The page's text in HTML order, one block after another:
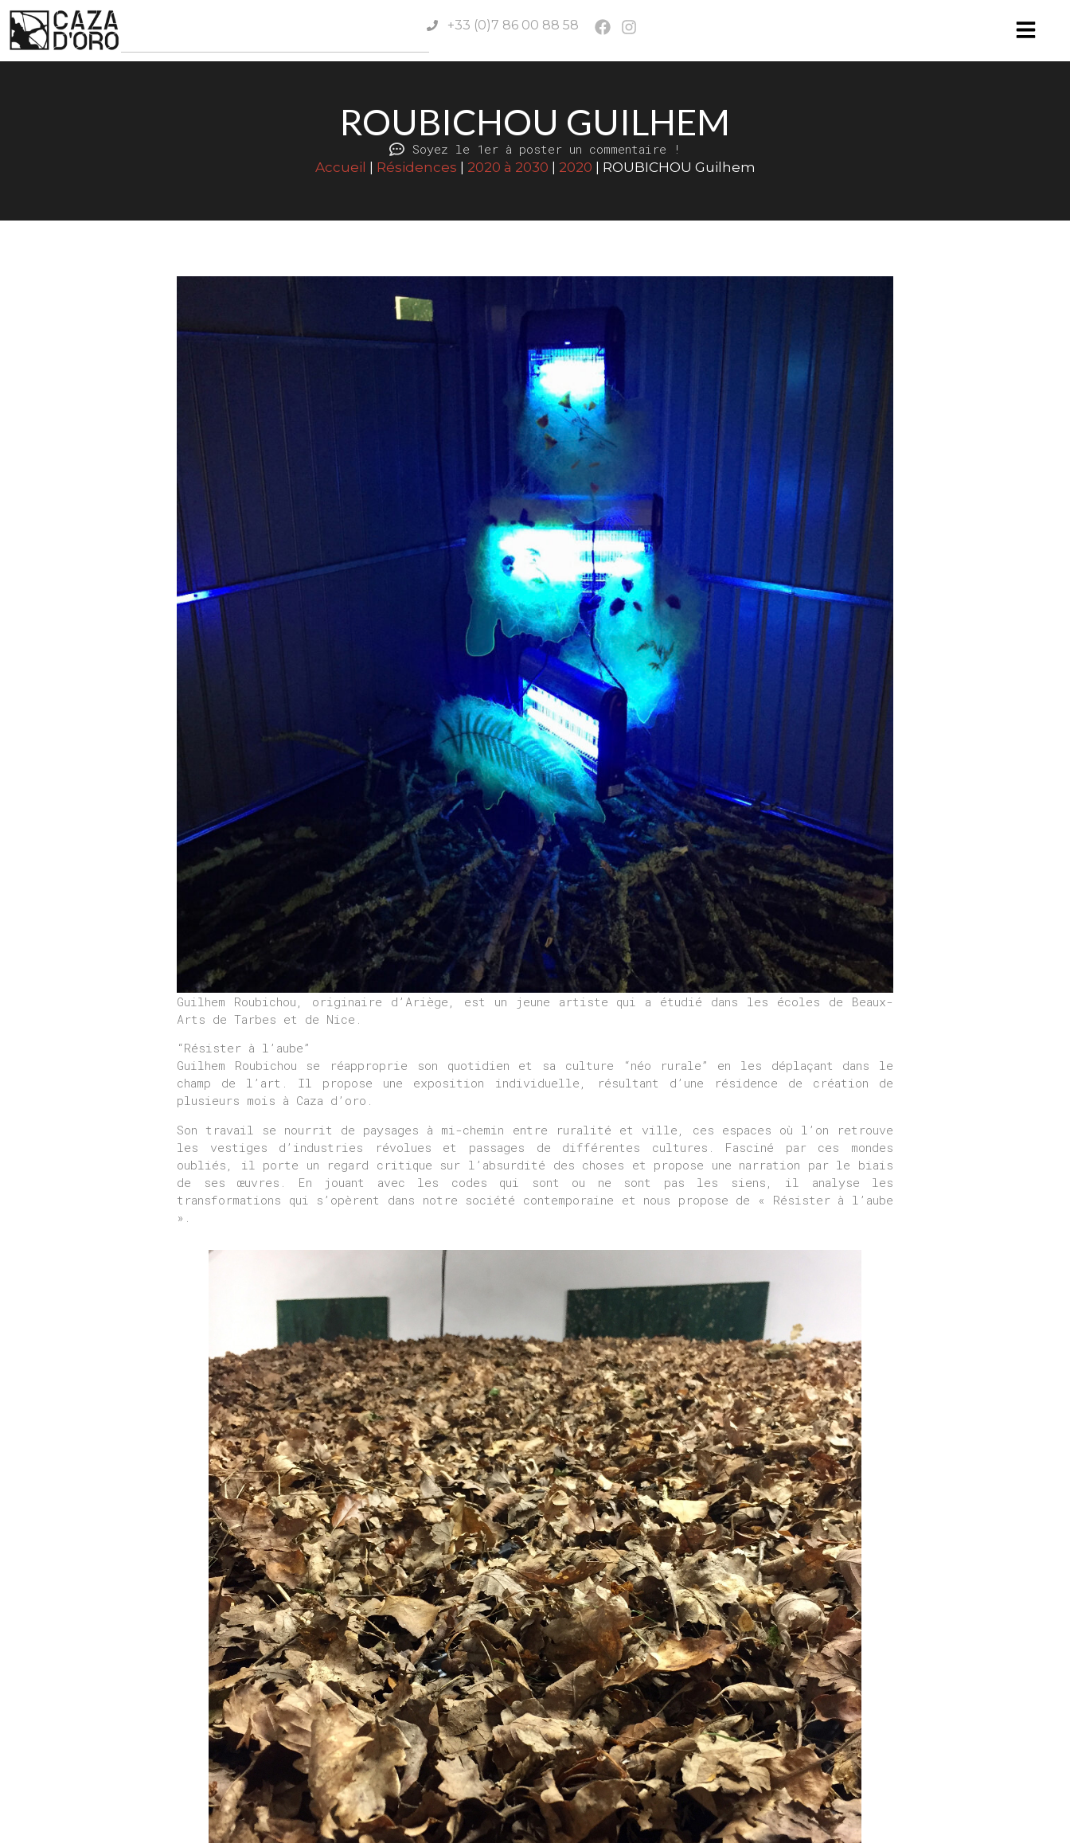
+33 (0)7 86 00 88 58
ROUBICHOU GUILHEM
Soyez le 1er à poster un commentaire !
Accueil
Résidences 2020 à 2030 2020 ROUBICHOU Guilhem
Guilhem Roubichou, originaire d’Ariège, est un jeune artiste qui a étudié dans les écoles de Beaux-
Arts de Tarbes et de Nice.
“Résister à l’aube”
Guilhem Roubichou se réapproprie son quotidien et sa culture “néo rurale” en les déplaçant dans le
champ de l’art. Il propose une exposition individuelle, résultant d’une résidence de création de
plusieurs mois à Caza d’oro.
Son travail se nourrit de paysages à mi-chemin entre ruralité et ville, ces espaces où l’on retrouve
les vestiges d’industries révolues et passages de différentes cultures. Fasciné par ces mondes
oubliés, il porte un regard critique sur l’absurdité des choses et propose une narration par le biais
de ses œuvres. En jouant avec les codes qui sont ou ne sont pas les siens, il analyse les
transformations qui s’opèrent dans notre société contemporaine et nous propose de « Résister à l’aube
».